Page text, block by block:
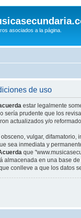
asociados a la página.
de uso
estar legalmente
sería prudente que los
actualizados y/o
vulgar,
sea inmediata y
que
en una base
conlleve a que los datos